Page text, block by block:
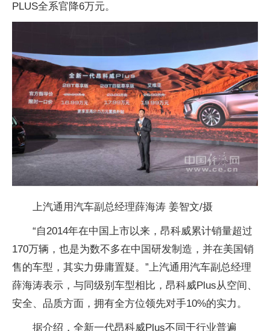
PLUS全系官降6万元。
上汽通用汽车副总经理薛海涛 姜智文/摄
“自2014年在中国上市以来，昂科威累计销量超过
170万辆，也是为数不多在中国研发制造，并在美国销
售的车型，其实力毋庸置疑。”上汽通用汽车副总经理
薛海涛表示，与同级别车型相比，昂科威Plus从空间、
安全、品质方面，拥有全方位领先对手10%的实力。
据介绍，全新一代昂科威Plus不同于行业普遍